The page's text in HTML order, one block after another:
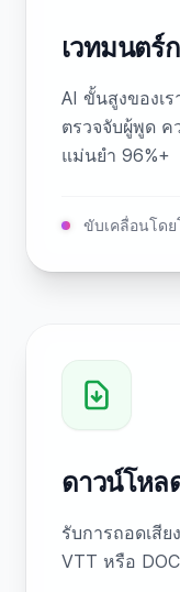
เวทมนตร์
AI ขั้นสูงของเ
ตรวจจับผู้พูด ค
แม่นยำ 96%+
ขับเคลื่อนโดย
ดาวน์โหล
รับการถอดเสีย
VTT หรือ